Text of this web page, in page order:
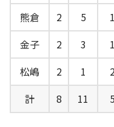
熊倉
2 5 1
金子
2 3 1
松嶋
2 1 2
計
8 11 5